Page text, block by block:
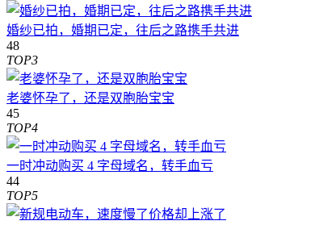
婚纱已拍，婚期已定，往后之路携手共进
48
TOP3
老婆怀孕了，还是双胞胎宝宝
45
TOP4
一时冲动购买 4 字母域名，转手血亏
44
TOP5